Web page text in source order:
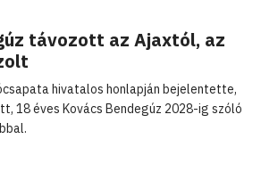
távozott az Ajaxtól, az
hivatalos honlapján bejelentette,
18 éves Kovács Bendegúz 2028-ig szóló